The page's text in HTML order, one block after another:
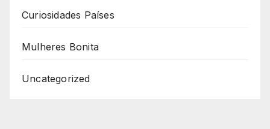
Curiosidades Países
Mulheres Bonita
Uncategorized